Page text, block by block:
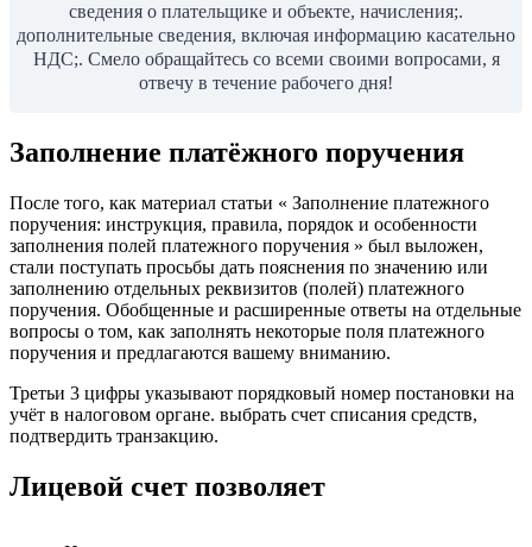
сведения о плательщике и объекте, начисления;.
дополнительные сведения, включая информацию касательно
НДС;. Смело обращайтесь со всеми своими вопросами, я
отвечу в течение рабочего дня!
Заполнение платёжного поручения
После того, как материал статьи « Заполнение платежного
поручения: инструкция, правила, порядок и особенности
заполнения полей платежного поручения » был выложен,
стали поступать просьбы дать пояснения по значению или
заполнению отдельных реквизитов (полей) платежного
поручения. Обобщенные и расширенные ответы на отдельные
вопросы о том, как заполнять некоторые поля платежного
поручения и предлагаются вашему вниманию.
Третьи 3 цифры указывают порядковый номер постановки на
учёт в налоговом органе. выбрать счет списания средств,
подтвердить транзакцию.
Лицевой счет позволяет